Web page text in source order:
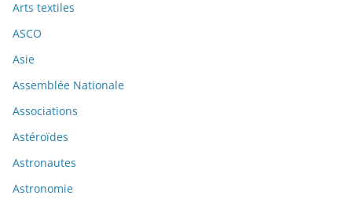
Arts textiles
ASCO
Asie
Assemblée Nationale
Associations
Astéroïdes
Astronautes
Astronomie